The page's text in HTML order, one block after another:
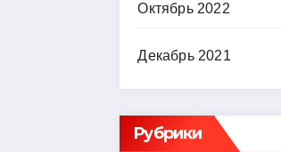
Октябрь 2022
Декабрь 2021
Рубрики